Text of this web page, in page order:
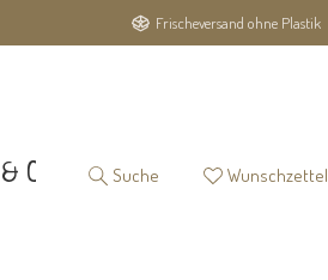
Frischeversand ohne Plastik
Obst Suche Wunschzettel